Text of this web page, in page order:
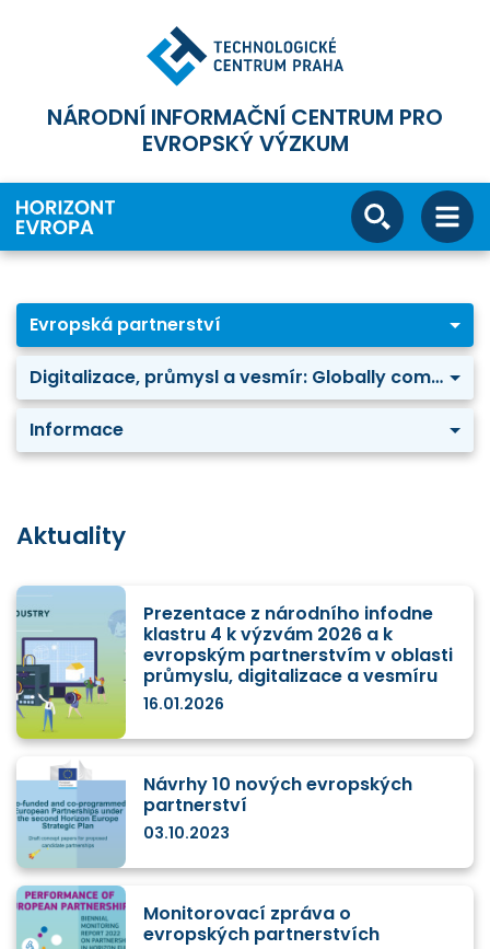
NÁRODNÍ INFORMAČNÍ CENTRUM PRO
EVROPSKÝ VÝZKUM
Evropská partnerství
Digitalizace, průmysl a vesmír: Globally competitive Space Systems
Informace
Aktuality
Prezentace z národního infodne
klastru 4 k výzvám 2026 a k
evropským partnerstvím v oblasti
průmyslu, digitalizace a vesmíru
16.01.2026
Návrhy 10 nových evropských
partnerství
03.10.2023
Monitorovací zpráva o
evropských partnerstvích